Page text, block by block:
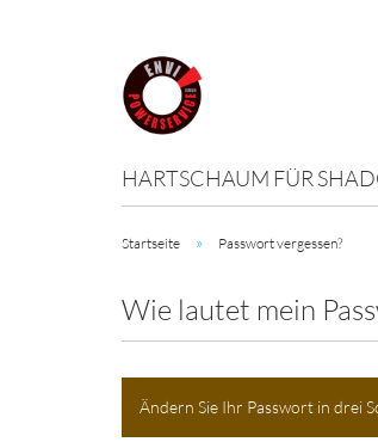
HARTSCHAUM FÜR
Startseite » Passwort vergessen?
Wie lautet mein
Ändern Sie Ihr Passwort in drei